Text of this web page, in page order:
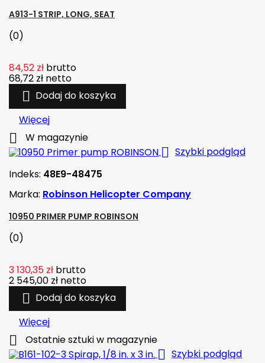
A913-1 STRIP, LONG, SEAT
(0)
84,52 zł brutto
68,72 zł netto
 Dodaj do koszyka
Więcej
 W magazynie
 Szybki podgląd
Indeks: 48E9-48475
Marka: Robinson Helicopter Company
10950 PRIMER PUMP ROBINSON
(0)
3 130,35 zł brutto
2 545,00 zł netto
 Dodaj do koszyka
Więcej
 Ostatnie sztuki w magazynie
 Szybki podgląd